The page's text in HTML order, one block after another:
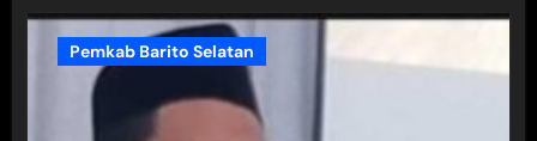
Pemkab Barito Selatan